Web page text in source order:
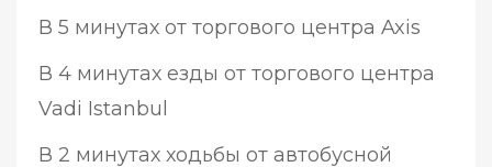
В 5 минутах от торгового центра Axis
В 4 минутах езды от торгового центра
Vadi Istanbul
В 2 минутах ходьбы от автобусной